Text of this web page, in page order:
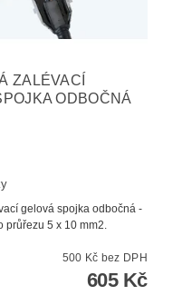
ZALÉVACÍ
ODBOČNÁ
gelová spojka odbočná -
průřezu 5 x 10 mm2.
500 Kč bez DPH
605 Kč